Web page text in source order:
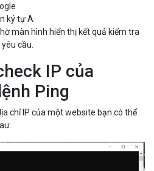
ký tự A
màn hình hiển thị kết quả kiểm tra
cầu.
IP của
Ping
chỉ IP của một website bạn có thể